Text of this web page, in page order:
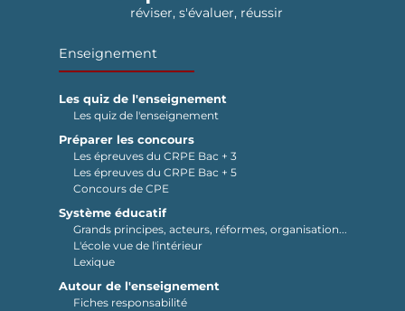
réviser, s'évaluer, réussir
Enseignement
Les quiz de l'enseignement
Les quiz de l'enseignement
Préparer les concours
Les épreuves du CRPE Bac + 3
Les épreuves du CRPE Bac + 5
Concours de CPE
Système éducatif
Grands principes, acteurs, réformes, organisation...
L'école vue de l'intérieur
Lexique
Autour de l'enseignement
Fiches responsabilité